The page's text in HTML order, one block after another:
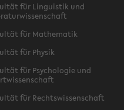
für Linguistik und
für Mathematik
für Physik
für Psychologie und
für Rechtswissenschaft